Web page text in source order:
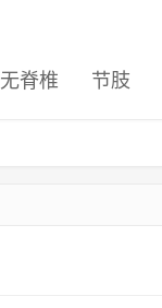
无脊椎 节肢